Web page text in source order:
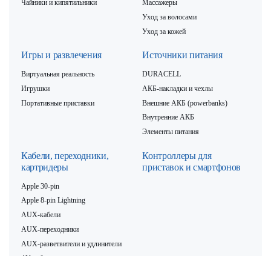
Чайники и кипятильники
Массажеры
Уход за волосами
Уход за кожей
Игры и развлечения
Виртуальная реальность
Игрушки
Портативные приставки
Источники питания
DURACELL
АКБ-накладки и чехлы
Внешние АКБ (powerbanks)
Внутренние АКБ
Элементы питания
Кабели, переходники,
картридеры
Apple 30-pin
Apple 8-pin Lightning
AUX-кабели
AUX-переходники
AUX-разветвители и удлинители
Контроллеры для
приставок и смартфонов